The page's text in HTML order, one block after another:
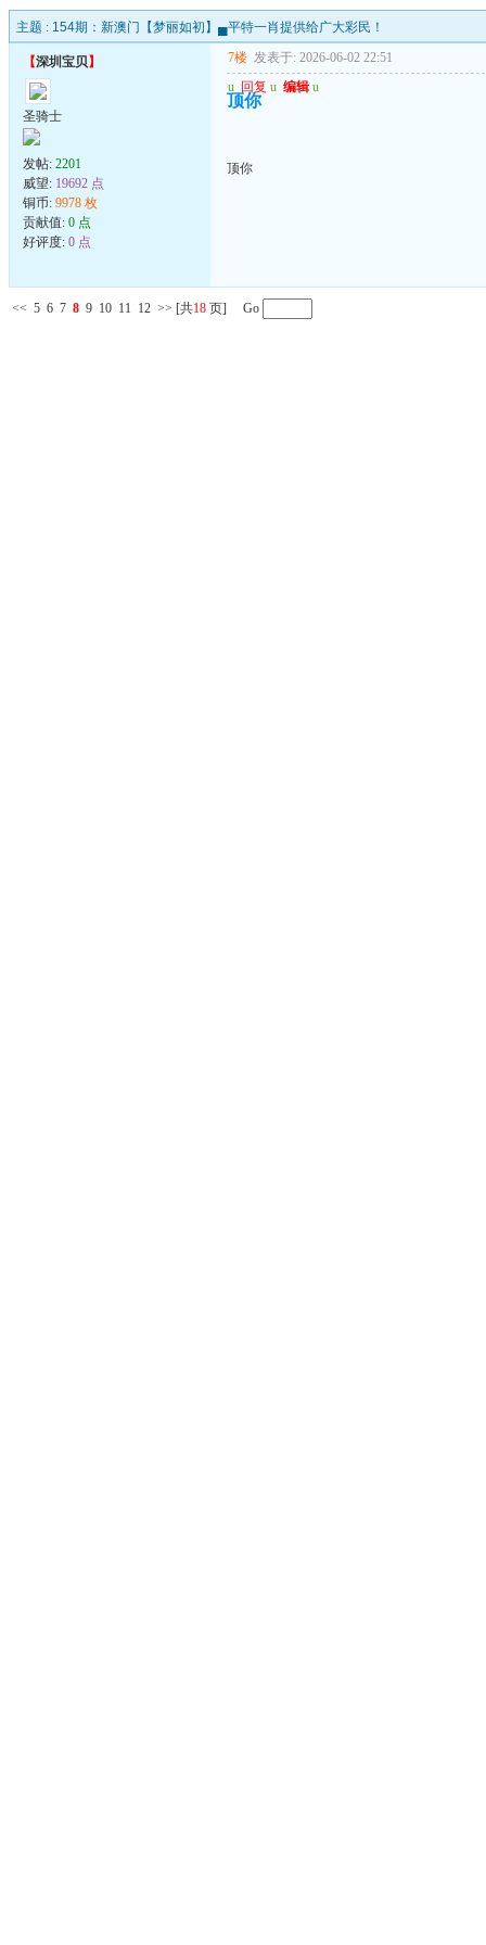
主题 : 154期：新澳门【梦丽如初】▄平特一肖提供给广大彩民！
【深圳宝贝】
圣骑士
发帖: 2201
威望: 19692 点
铜币: 9978 枚
贡献值: 0 点
好评度: 0 点
7楼 发表于: 2026-06-02 22:51
u 回复 u 编辑 u
顶你
顶你
<< 5 6 7 8 9 10 11 12 >> [共18 页] Go